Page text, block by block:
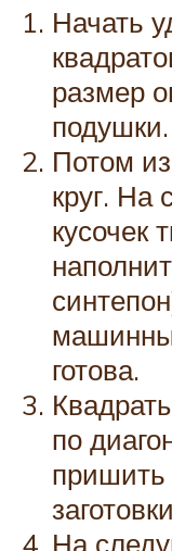
Начать
размер
подушки.
Потом
круг. На
кусочек
готова.
по
пришить
На